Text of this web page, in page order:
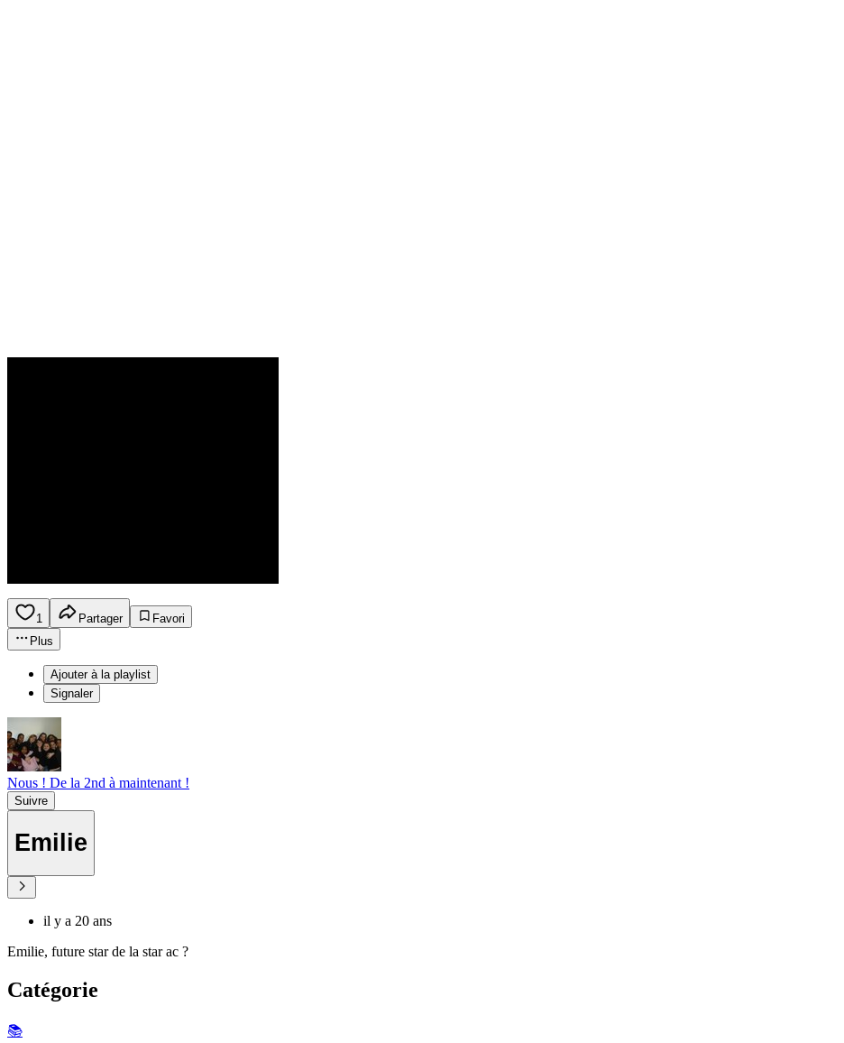
1 Partager
Favori
Plus
Ajouter à la playlist
Signaler
Nous ! De la 2nd à maintenant !
Suivre
Emilie
il y a 20 ans
Emilie, future star de la star ac ?
Catégorie
📚